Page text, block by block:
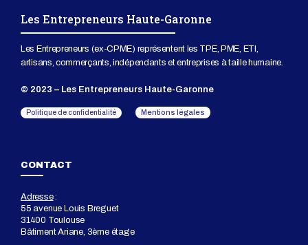
Les Entrepreneurs Haute-Garonne
Les Entrepreneurs (ex-CPME) représentent les TPE, PME, ETI,
artisans, commerçants, indépendants et entreprises à taille humaine.
© 2023 – Les Entrepreneurs Haute-Garonne
Politique de confidentialité Mentions légales
CONTACT
Adresse:
55 avenue Louis Breguet
31400 Toulouse
Bâtiment Ariane, 3ème étage